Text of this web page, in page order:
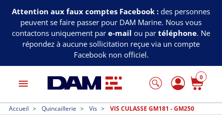
Attention aux faux comptes Facebook : des personnes
peuvent se faire passer pour DAM Marine. Nous vous
contactons uniquement par e-mail ou par téléphone. Ne
répondez à aucune sollicitation reçue via un compte
Facebook non officiel.
menu
0
Accueil Quincaillerie Vis VIS CULASSE GM181 - GM250